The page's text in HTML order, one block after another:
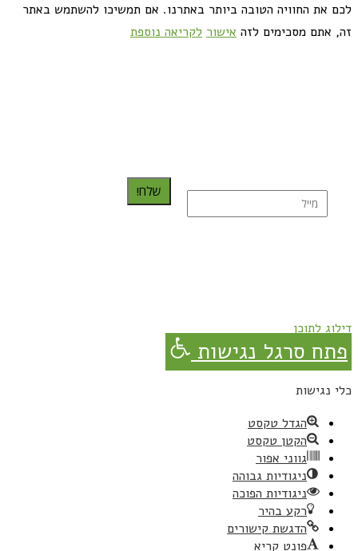
לכם את החוויה הטובה ביותר באתרנו. אם תמשיכו להשתמש באתר
זה, אתם מסכימים לזה אישור לקריאה נוספת
שלח!
דילוג לתוכן
פתח סרגל נגישות
כלי נגישות
הגדל טקסט
הקטן טקסט
גווני אפור
ניגודיות גבוהה
ניגודיות הפוכה
רקע בהיר
הדגשת קישורים
פונט קריא